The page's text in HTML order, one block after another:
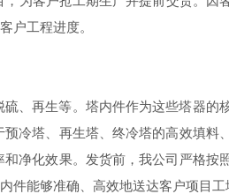
户工程进度。
再生等。塔内件作为这些塔器的
冷塔、再生塔、终冷塔的高效填料
净化效果。发货前，我公司严格按
能够准确、高效地送达客户项目工